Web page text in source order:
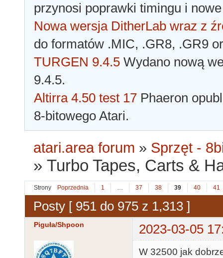
przynosi poprawki timingu i
Nowa wersja DitherLab wraz z
do formatów .MIC, .GR8, .GR9
TURGEN 9.4.5 Wydano nową
9.4.5.
Altirra 4.50 test 17 Phaeron
8-bitowego Atari.
atari.area forum » Sprzęt -
»Turbo Tapes, Carts &
Strony Poprzednia 1 … 37 38 39 40 41
Posty [ 951 do 975 z 1,313 ]
Piguła/Shpoon 2023-03-05
W 32500 jak